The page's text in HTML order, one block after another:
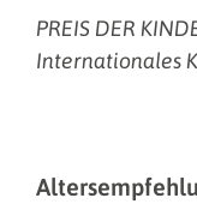
PREIS DER
Internationales